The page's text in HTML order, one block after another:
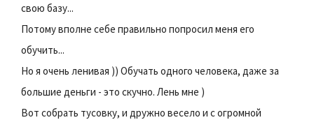
свою базу...
Потому вполне себе правильно попросил меня его
обучить...
Но я очень ленивая )) Обучать одного человека, даже за
большие деньги - это скучно. Лень мне )
Вот собрать тусовку, и дружно весело и с огромной